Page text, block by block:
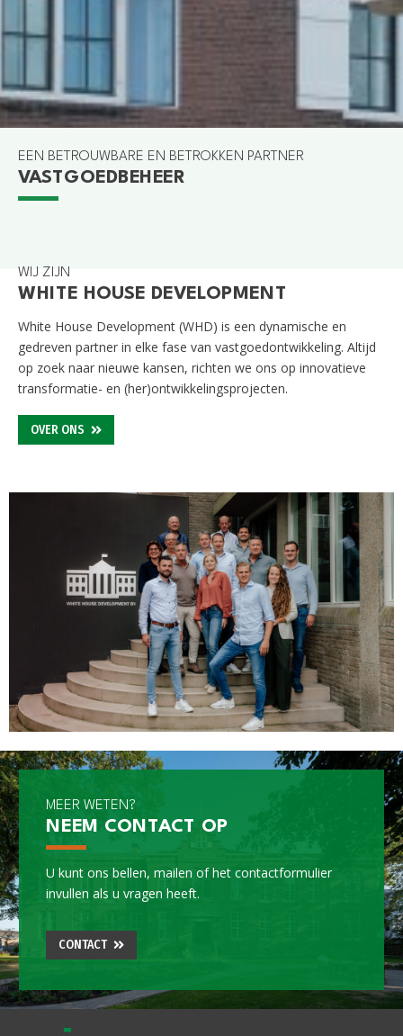
EEN BETROUWBARE EN BETROKKEN PARTNER
VASTGOEDBEHEER
GOUDA
GOUWEKERK
TIELWEG 26/28/30
WIJ ZIJN
WHITE HOUSE DEVELOPMENT
White House Development (WHD) is een dynamische en
gedreven partner in elke fase van vastgoedontwikkeling. Altijd
op zoek naar nieuwe kansen, richten we ons op innovatieve
transformatie- en (her)ontwikkelingsprojecten.
OVER ONS
MEER WETEN?
NEEM CONTACT OP
U kunt ons bellen, mailen of het contactformulier
invullen als u vragen heeft.
CONTACT